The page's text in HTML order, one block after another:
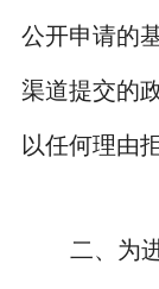
公开申请的
渠道提交的
以任何理由
二、为